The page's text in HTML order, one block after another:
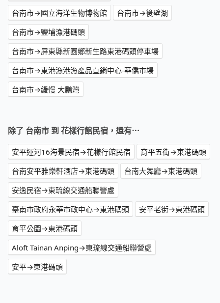
台南市→國立海洋生物博物館
台南市→後壁湖
台南市→鹽埔漁港碼頭
台南市→屏東縣新園鄉新生路東港碼頭停車場
台南市→東港漁港漁產品直銷中心-華僑市場
台南市→緩慢 大鵬灣
除了 台南市 到 花樣行館民宿，還有⋯
安平運河16海景民宿→花樣行館民宿
育平五街→東港碼頭
台南安平雅樂軒酒店→東港碼頭
台南大舞廳→東港碼頭
安逸民宿→東琉線交通船聯營處
臺南市政府永華市政中心→東港碼頭
安平老街→東港碼頭
育平公園→東港碼頭
Aloft Tainan Anping→東琉線交通船聯營處
安平→東港碼頭